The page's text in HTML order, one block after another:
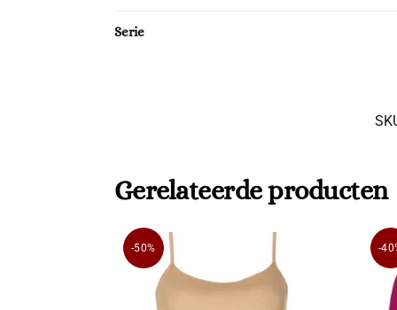
Serie
Gerelateerde producten
-50% -